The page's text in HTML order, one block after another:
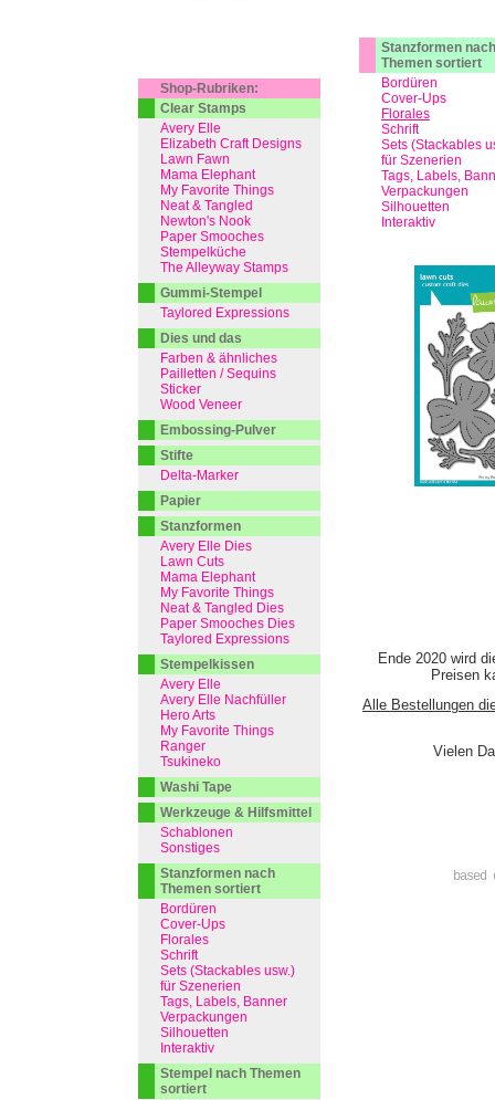
Stanzformen nach
Themen sortiert
Bordüren
Cover-Ups
Florales
Schrift
Sets (Stackables
für Szenerien
Tags, Labels,
Verpackungen
Silhouetten
Interaktiv
Ende 2020 wird
Preisen
Alle Bestellungen
Vielen
Shop-Rubriken:
Clear Stamps
Avery Elle
Elizabeth Craft Designs
Lawn Fawn
Mama Elephant
My Favorite Things
Neat & Tangled
Newton's Nook
Paper Smooches
Stempelküche
The Alleyway Stamps
Gummi-Stempel
Taylored Expressions
Dies und das
Farben & ähnliches
Pailletten / Sequins
Sticker
Wood Veneer
Embossing-Pulver
Stifte
Delta-Marker
Papier
Stanzformen
Avery Elle Dies
Lawn Cuts
Mama Elephant
My Favorite Things
Neat & Tangled Dies
Paper Smooches Dies
Taylored Expressions
Stempelkissen
Avery Elle
Avery Elle Nachfüller
Hero Arts
My Favorite Things
Ranger
Tsukineko
Washi Tape
Werkzeuge & Hilfsmittel
Schablonen
Sonstiges
Stanzformen nach
Themen sortiert
Bordüren
Cover-Ups
Florales
Schrift
Sets (Stackables usw.)
für Szenerien
Tags, Labels, Banner
Verpackungen
Silhouetten
Interaktiv
Stempel nach Themen
sortiert